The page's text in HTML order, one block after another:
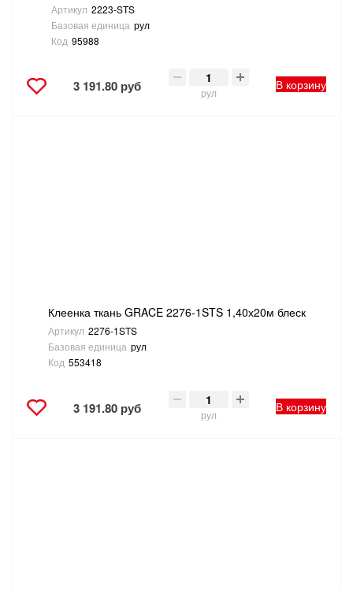
Артикул 2223-STS
Базовая единица рул
Код 95988
3 191.80 руб рул
В корзину
Клеенка ткань GRACE 2276-1STS 1,40х20м блеск
Артикул 2276-1STS
Базовая единица рул
Код 553418
3 191.80 руб рул
В корзину